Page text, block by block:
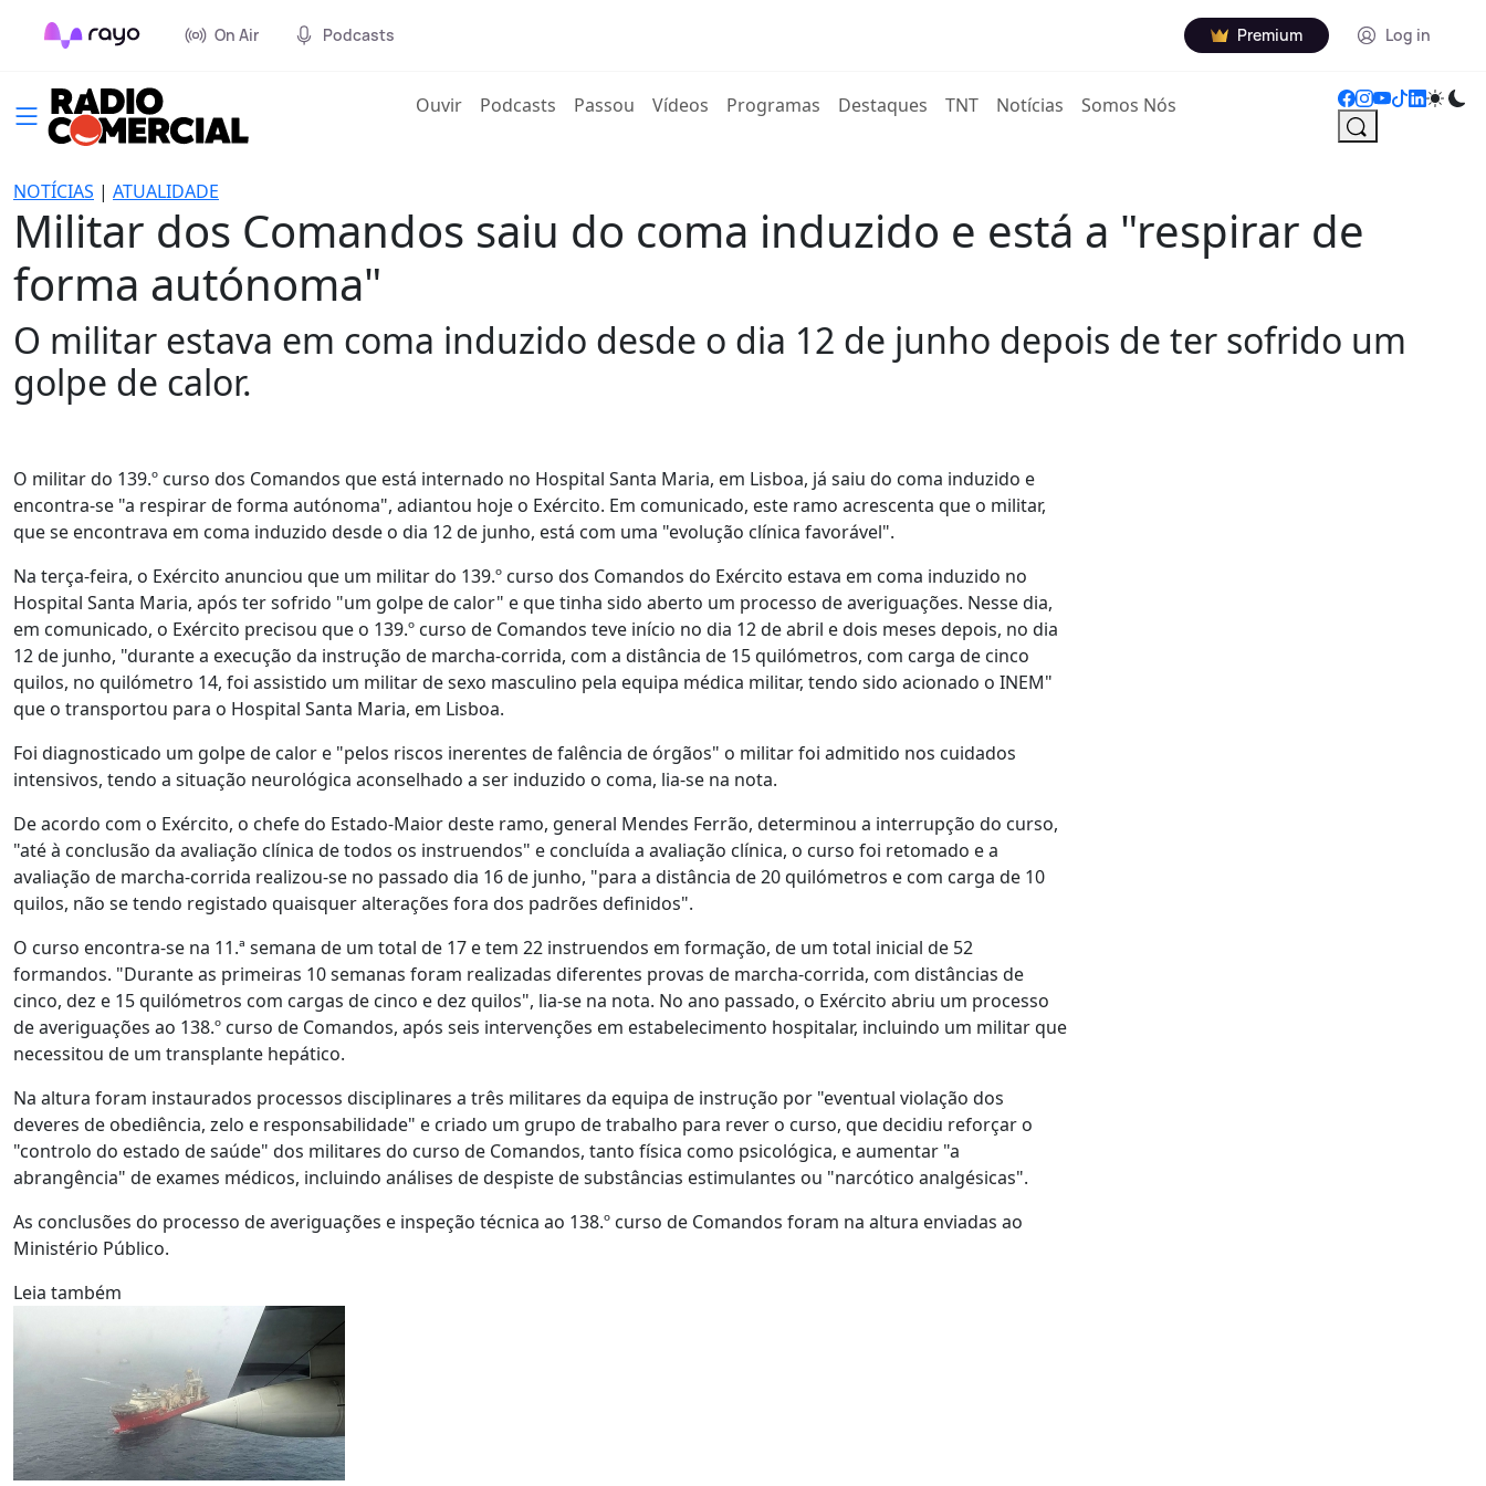
On Air Podcasts Premium Log in
Ouvir(current)
Podcasts Passou Vídeos Programas Destaques TNT Notícias Somos Nós
NOTÍCIAS | ATUALIDADE
Militar dos Comandos saiu do coma induzido e está a "respirar de
forma autónoma"
O militar estava em coma induzido desde o dia 12 de junho depois de ter sofrido um
golpe de calor.
O militar do 139.º curso dos Comandos que está internado no Hospital Santa Maria, em Lisboa, já saiu do coma induzido e
encontra-se "a respirar de forma autónoma", adiantou hoje o Exército. Em comunicado, este ramo acrescenta que o militar,
que se encontrava em coma induzido desde o dia 12 de junho, está com uma "evolução clínica favorável".
Na terça-feira, o Exército anunciou que um militar do 139.º curso dos Comandos do Exército estava em coma induzido no
Hospital Santa Maria, após ter sofrido "um golpe de calor" e que tinha sido aberto um processo de averiguações. Nesse dia,
em comunicado, o Exército precisou que o 139.º curso de Comandos teve início no dia 12 de abril e dois meses depois, no dia
12 de junho, "durante a execução da instrução de marcha-corrida, com a distância de 15 quilómetros, com carga de cinco
quilos, no quilómetro 14, foi assistido um militar de sexo masculino pela equipa médica militar, tendo sido acionado o INEM"
que o transportou para o Hospital Santa Maria, em Lisboa.
Foi diagnosticado um golpe de calor e "pelos riscos inerentes de falência de órgãos" o militar foi admitido nos cuidados
intensivos, tendo a situação neurológica aconselhado a ser induzido o coma, lia-se na nota.
De acordo com o Exército, o chefe do Estado-Maior deste ramo, general Mendes Ferrão, determinou a interrupção do curso,
"até à conclusão da avaliação clínica de todos os instruendos" e concluída a avaliação clínica, o curso foi retomado e a
avaliação de marcha-corrida realizou-se no passado dia 16 de junho, "para a distância de 20 quilómetros e com carga de 10
quilos, não se tendo registado quaisquer alterações fora dos padrões definidos".
O curso encontra-se na 11.ª semana de um total de 17 e tem 22 instruendos em formação, de um total inicial de 52
formandos. "Durante as primeiras 10 semanas foram realizadas diferentes provas de marcha-corrida, com distâncias de
cinco, dez e 15 quilómetros com cargas de cinco e dez quilos", lia-se na nota. No ano passado, o Exército abriu um processo
de averiguações ao 138.º curso de Comandos, após seis intervenções em estabelecimento hospitalar, incluindo um militar que
necessitou de um transplante hepático.
Na altura foram instaurados processos disciplinares a três militares da equipa de instrução por "eventual violação dos
deveres de obediência, zelo e responsabilidade" e criado um grupo de trabalho para rever o curso, que decidiu reforçar o
"controlo do estado de saúde" dos militares do curso de Comandos, tanto física como psicológica, e aumentar "a
abrangência" de exames médicos, incluindo análises de despiste de substâncias estimulantes ou "narcótico analgésicas".
As conclusões do processo de averiguações e inspeção técnica ao 138.º curso de Comandos foram na altura enviadas ao
Ministério Público.
Leia também